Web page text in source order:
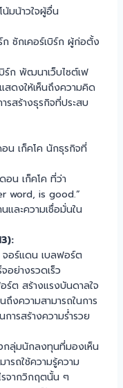
น้มน้าวใจผู้อื่น
ก ซักเคอร์เบิร์ก ผู้ก่อตั้ง
ร์ก พัฒนาเว็บไซต์เฟ
ดงให้เห็นถึงความคิด
รสร้างธุรกิจที่ประสบ
น เก็คโค นักธุรกิจที่
อน เก็คโค ที่ว่า
word, is good.”
และความเชื่อมั่นใน
จอร์แดน เบลฟอร์ต
อย่างรวดเร็ว
ร์ต สร้างแรงบันดาลใจ
ถึงความสามารถในการ
ารสร้างความร่ำรวย
กลุ่มนักลงทุนที่มองเห็น
รถใช้ความรู้ความ
รจากวิกฤตนั้น ๆ